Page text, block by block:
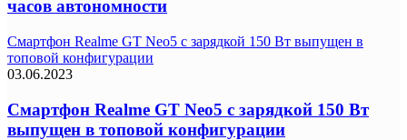
часов автономности
Смартфон Realme GT Neo5 с зарядкой 150 Вт выпущен в
топовой конфигурации
03.06.2023
Смартфон Realme GT Neo5 с зарядкой 150 Вт
выпущен в топовой конфигурации